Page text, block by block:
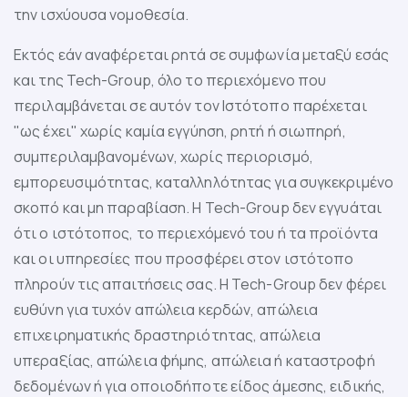
την ισχύουσα νομοθεσία.
Εκτός εάν αναφέρεται ρητά σε συμφωνία μεταξύ εσάς
και της Tech-Group, όλο το περιεχόμενο που
περιλαμβάνεται σε αυτόν τον Ιστότοπο παρέχεται
"ως έχει" χωρίς καμία εγγύηση, ρητή ή σιωπηρή,
συμπεριλαμβανομένων, χωρίς περιορισμό,
εμπορευσιμότητας, καταλληλότητας για συγκεκριμένο
σκοπό και μη παραβίαση. Η Tech-Group δεν εγγυάται
ότι ο ιστότοπος, το περιεχόμενό του ή τα προϊόντα
και οι υπηρεσίες που προσφέρει στον ιστότοπο
πληρούν τις απαιτήσεις σας. Η Tech-Group δεν φέρει
ευθύνη για τυχόν απώλεια κερδών, απώλεια
επιχειρηματικής δραστηριότητας, απώλεια
υπεραξίας, απώλεια φήμης, απώλεια ή καταστροφή
δεδομένων ή για οποιοδήποτε είδος άμεσης, ειδικής,